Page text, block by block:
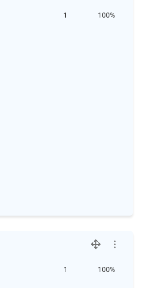
1 100%
1 100%